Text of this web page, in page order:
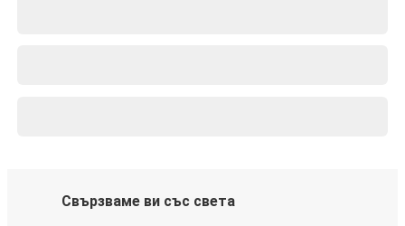
Свързваме ви със света